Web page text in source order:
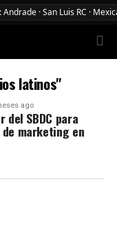
· San Luis RC ·
latinos"
ago
SBDC para
marketing en